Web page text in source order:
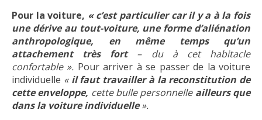
Pour la voiture, « c’est particulier car il y a à la fois
une dérive au tout-voiture, une forme d’aliénation
anthropologique, en même temps qu’un
attachement très fort– du à cet habitacle
confortable ». Pour arriver à se passer de la voiture
individuelle « il faut travailler à la reconstitution de
cette enveloppe, cette bulle personnelleailleurs que
dans la voiture individuelle».